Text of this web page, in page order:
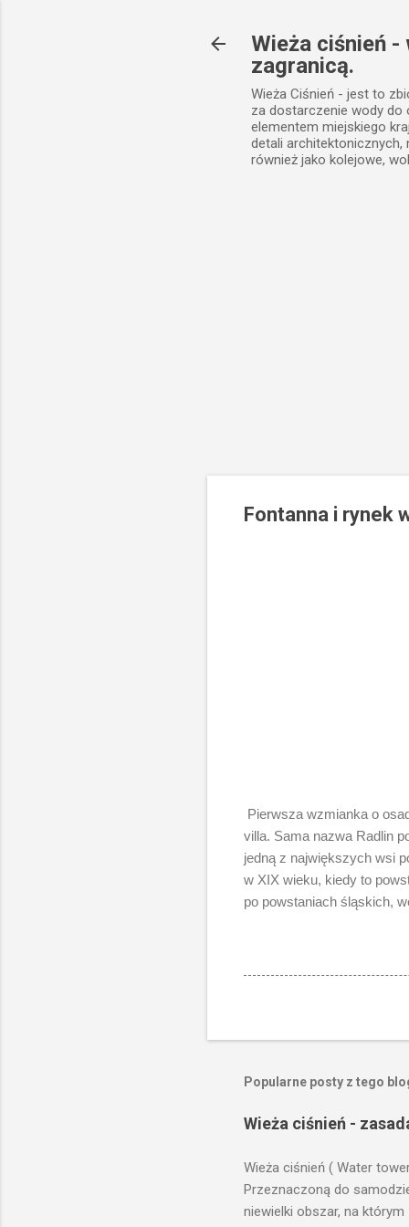
Wieża ciśnień
zagranicą.
Wieża Ciśnień - jest to
za dostarczenie wody do
elementem miejskiego
detali architektonicznych,
również jako kolejowe,
Fontanna i rynek
Pierwsza wzmianka o
villa. Sama nazwa Radlin
jedną z największych wsi
w XIX wieku, kiedy to
po powstaniach śląskich,
Popularne posty z tego
Wieża ciśnień -
Wieża ciśnień ( Water
Przeznaczoną do
niewielki obszar, na